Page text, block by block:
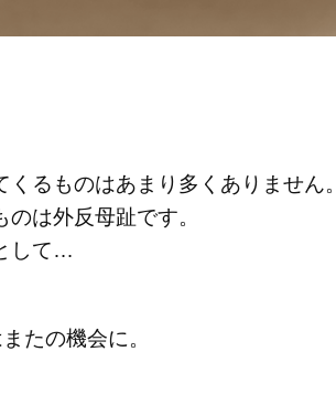
るものはあまり多くありません。
は外反母趾です。
して…
たの機会に。